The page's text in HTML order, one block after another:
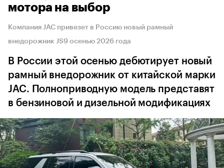
мотора на выбор
Компания JAC привезет в Россию новый рамный
внедорожник JS9 осенью 2026 года
В России этой осенью дебютирует новый
рамный внедорожник от китайской марки
JAC. Полноприводную модель представят
в бензиновой и дизельной модификациях